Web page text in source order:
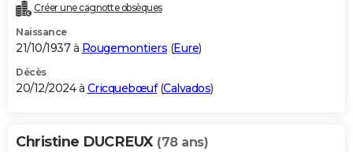
Créer une cagnotte obsèques
Naissance
21/10/1937 à Rougemontiers (Eure)
Décès
20/12/2024 à Cricquebœuf(Calvados)
Christine DUCREUX (78 ans)